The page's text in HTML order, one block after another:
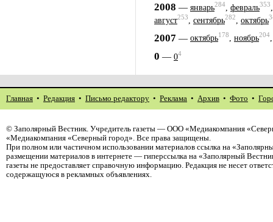
2008 — январь284 февраль353
август253 сентябрь282 октябрь
2007 — октябрь178, ноябрь204
0 — 04
Главная • Редакция • Письмо редактору • Реклама • Архив • Фото •
© Заполярный Вестник. Учредитель газеты — ООО «Медиакомпания
«Медиакомпания «Северный город». Все права защищены.
При полном или частичном использовании материалов ссылка на
размещении материалов в интернете — гиперссылка на «Заполярный
газеты не предоставляет справочную информацию. Редакция не несет
содержащуюся в рекламных объявлениях.